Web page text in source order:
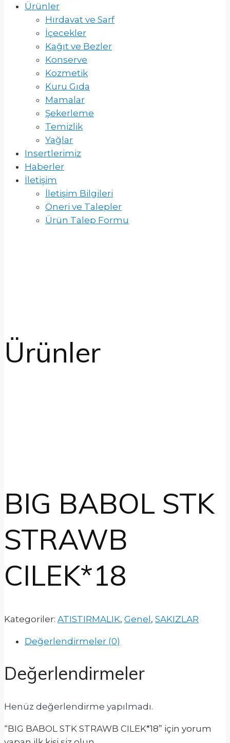
Ürünler
Hırdavat ve Sarf
İçecekler
Kağıt ve Bezler
Konserve
Kozmetik
Kuru Gıda
Mamalar
Şekerleme
Temizlik
Yağlar
Insertlerimiz
Haberler
İletişim
İletişim Bilgileri
Öneri ve Talepler
Ürün Talep Formu
Ürünler
BIG BABOL STK
STRAWB
CILEK*18
Kategoriler: ATISTIRMALIK, Genel , SAKIZLAR
Değerlendirmeler (0)
Değerlendirmeler
Henüz değerlendirme yapılmadı.
“BIG BABOL STK STRAWB CILEK*18” için yorum